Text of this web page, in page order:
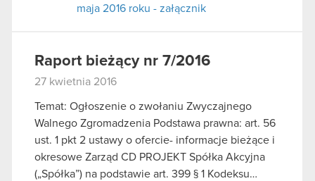
maja 2016 roku - załącznik
Raport bieżący nr 7/2016
27 kwietnia 2016
Temat: Ogłoszenie o zwołaniu Zwyczajnego
Walnego Zgromadzenia Podstawa prawna: art. 56
ust. 1 pkt 2 ustawy o ofercie- informacje bieżące i
okresowe Zarząd CD PROJEKT Spółka Akcyjna
(„Spółka”) na podstawie art. 399 § 1 Kodeksu…